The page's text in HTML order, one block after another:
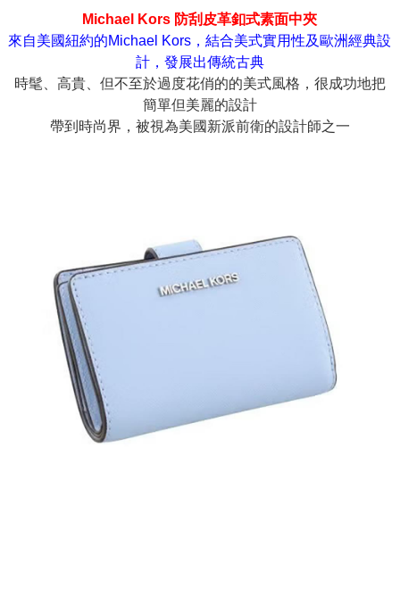
Michael Kors 防刮皮革釦式素面中夾
來自美國紐約的Michael Kors，結合美式實用性及歐洲經典設
計，發展出傳統古典
時髦、高貴、但不至於過度花俏的的美式風格，很成功地把
簡單但美麗的設計
帶到時尚界，被視為美國新派前衛的設計師之一